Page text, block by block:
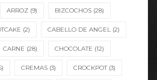
ARROZ (9) BIZCOCHOS (28)
(2) CABELLO DE ANGEL(2)
CARNE (28) CHOCOLATE (12)
CREMAS(3) CROCKPOT(3)